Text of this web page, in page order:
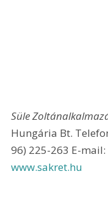
Süle Zoltán
Hungária Bt.
96) 225-263 E-
www.sakret.hu